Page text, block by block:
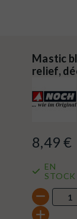
Mastic
relief,
8,49 €
EN
STOCK